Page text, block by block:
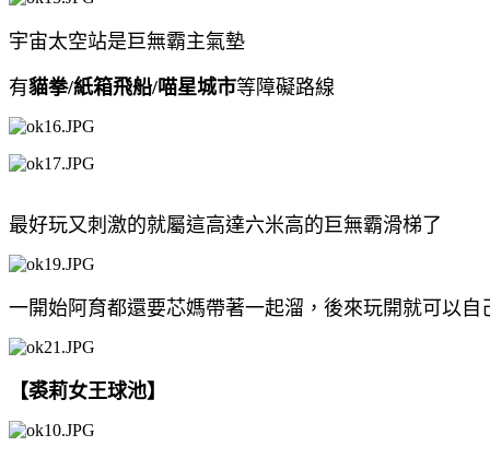
宇宙太空站是巨無霸主氣墊
有貓拳/紙箱飛船/喵星城市等障礙路線
最好玩又刺激的就屬這高達六米高的巨無霸滑梯了
一開始阿育都還要芯媽帶著一起溜，後來玩開就可以自
【裘莉女王球池】